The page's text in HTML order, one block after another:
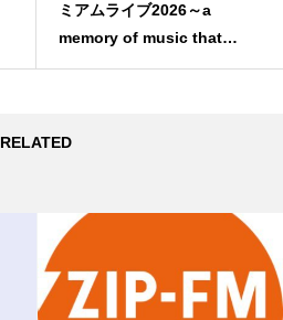
ミアムライブ2026～a
memory of music that
floats in color～」
RELATED